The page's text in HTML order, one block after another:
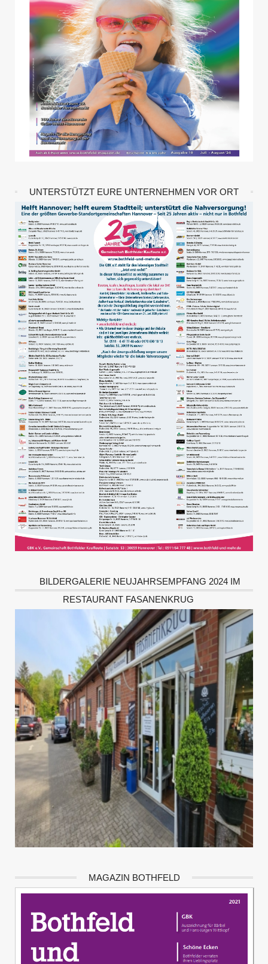
UNTERSTÜTZT EURE UNTERNEHMEN VOR ORT
BILDERGALERIE NEUJAHRSEMPFANG 2024 IM
RESTAURANT FASANENKRUG
MAGAZIN BOTHFELD